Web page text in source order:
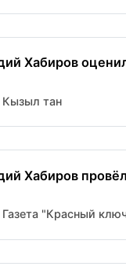
Хабиров
Кызыл тан
Хабиров
Газета "Красный